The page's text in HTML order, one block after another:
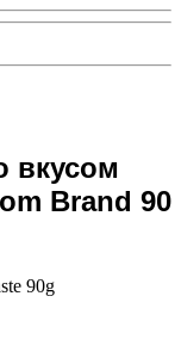
вкусом
Brand 90
90g